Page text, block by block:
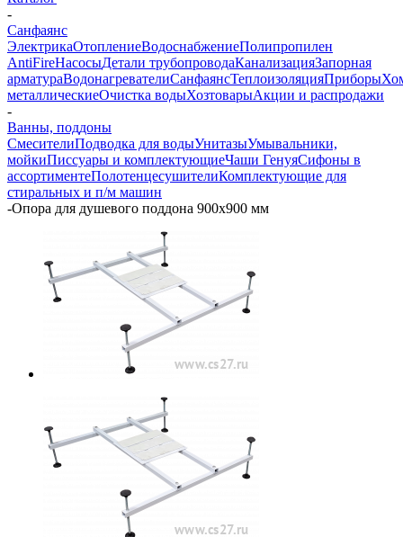
-
Санфаянс
ЭлектрикаОтоплениеВодоснабжениеПолипропилен
AntiFireНасосыДетали трубопроводаКанализацияЗапорная
арматураВодонагревателиСанфаянсТеплоизоляцияПриборы
металлическиеОчистка водыХозтоварыАкции и распродажи
-
Ванны, поддоны
СмесителиПодводка для водыУнитазыУмывальники,
мойкиПиссуары и комплектующиеЧаши ГенуяСифоны в
ассортиментеПолотенцесушителиКомплектующие для
стиральных и п/м машин
-Опора для душевого поддона 900х900 мм